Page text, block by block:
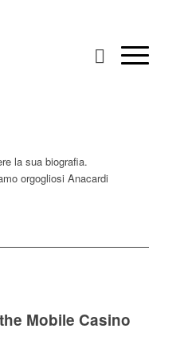
la sua biografia.
orgogliosi Anacardi
Mobile Casino